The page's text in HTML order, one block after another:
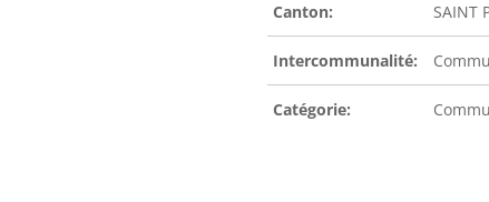
Canton: SAINT
Intercommunalité:
Catégorie: